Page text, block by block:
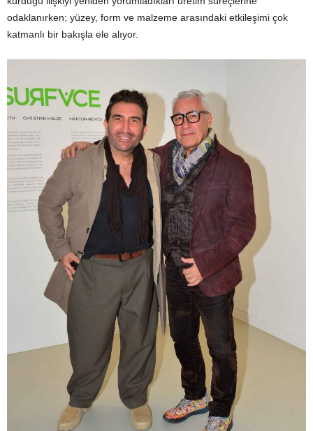
odaklanırken; yüzey, form ve malzeme arasındaki etkileşimi çok
katmanlı bir bakışla ele alıyor.